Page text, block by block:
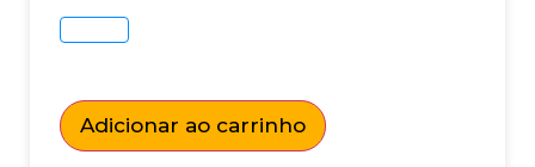
Adicionar ao carrinho